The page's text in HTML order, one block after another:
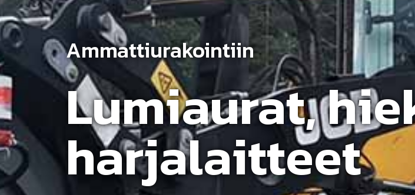
Ammattiurakointiin
Lumiaurat,
harjalaitteet